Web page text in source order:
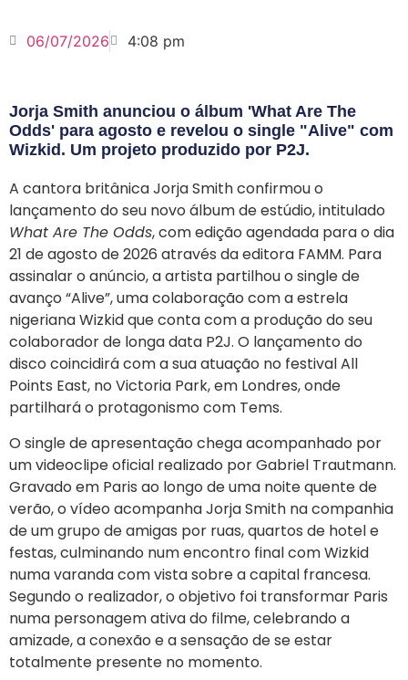
06/07/2026 4:08 pm
Jorja Smith anunciou o álbum 'What Are The
Odds' para agosto e revelou o single "Alive" com
Wizkid. Um projeto produzido por P2J.
A cantora britânica Jorja Smith confirmou o
lançamento do seu novo álbum de estúdio, intitulado
What Are The Odds, com edição agendada para o dia
21 de agosto de 2026 através da editora FAMM. Para
assinalar o anúncio, a artista partilhou o single de
avanço “Alive”, uma colaboração com a estrela
nigeriana Wizkid que conta com a produção do seu
colaborador de longa data P2J. O lançamento do
disco coincidirá com a sua atuação no festival All
Points East, no Victoria Park, em Londres, onde
partilhará o protagonismo com Tems.
O single de apresentação chega acompanhado por
um videoclipe oficial realizado por Gabriel Trautmann.
Gravado em Paris ao longo de uma noite quente de
verão, o vídeo acompanha Jorja Smith na companhia
de um grupo de amigas por ruas, quartos de hotel e
festas, culminando num encontro final com Wizkid
numa varanda com vista sobre a capital francesa.
Segundo o realizador, o objetivo foi transformar Paris
numa personagem ativa do filme, celebrando a
amizade, a conexão e a sensação de se estar
totalmente presente no momento.